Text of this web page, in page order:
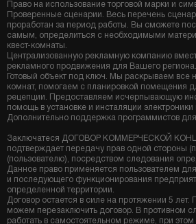
Право на использование торговой марки и
Проверенные сценарии. Весь перечень
проработан за период работы. Вы сможете
самым, определиться с необходимыми
квест-комнаты.
Централизованную рекламную компанию
рекламного продвижения для Вашего региона.
Готовый объект под ключ. Мы раскрываем все
комнат, помогаем с планировкой помещения
рецепции. Предоставляем исчерпывающую
помощь в установке и инсталяции электроники
Дополнительно поддержка программистов для
Заключатеся ДОГОВОР КОММЕРЧЕСКОЙ
подтверждает передачу прав одной стороны
(пользователю), посредством следования
Данное право применяется пользователем
и последующего функционирования
определенной территории.
Договор остается в силе на протяжении 5
можем перезаключить договор. В противном
работать в самостоятельном режиме, при